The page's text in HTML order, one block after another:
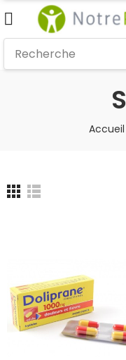
Accueil